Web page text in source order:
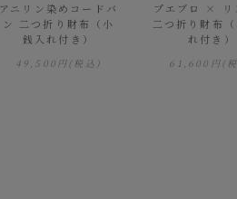
アニリン染めコードバ
ン 二つ折り財布（小
銭入れ付き）
49,500円(税込)
プエブロ × リ
二つ折り財布
れ付き）
61,600円(